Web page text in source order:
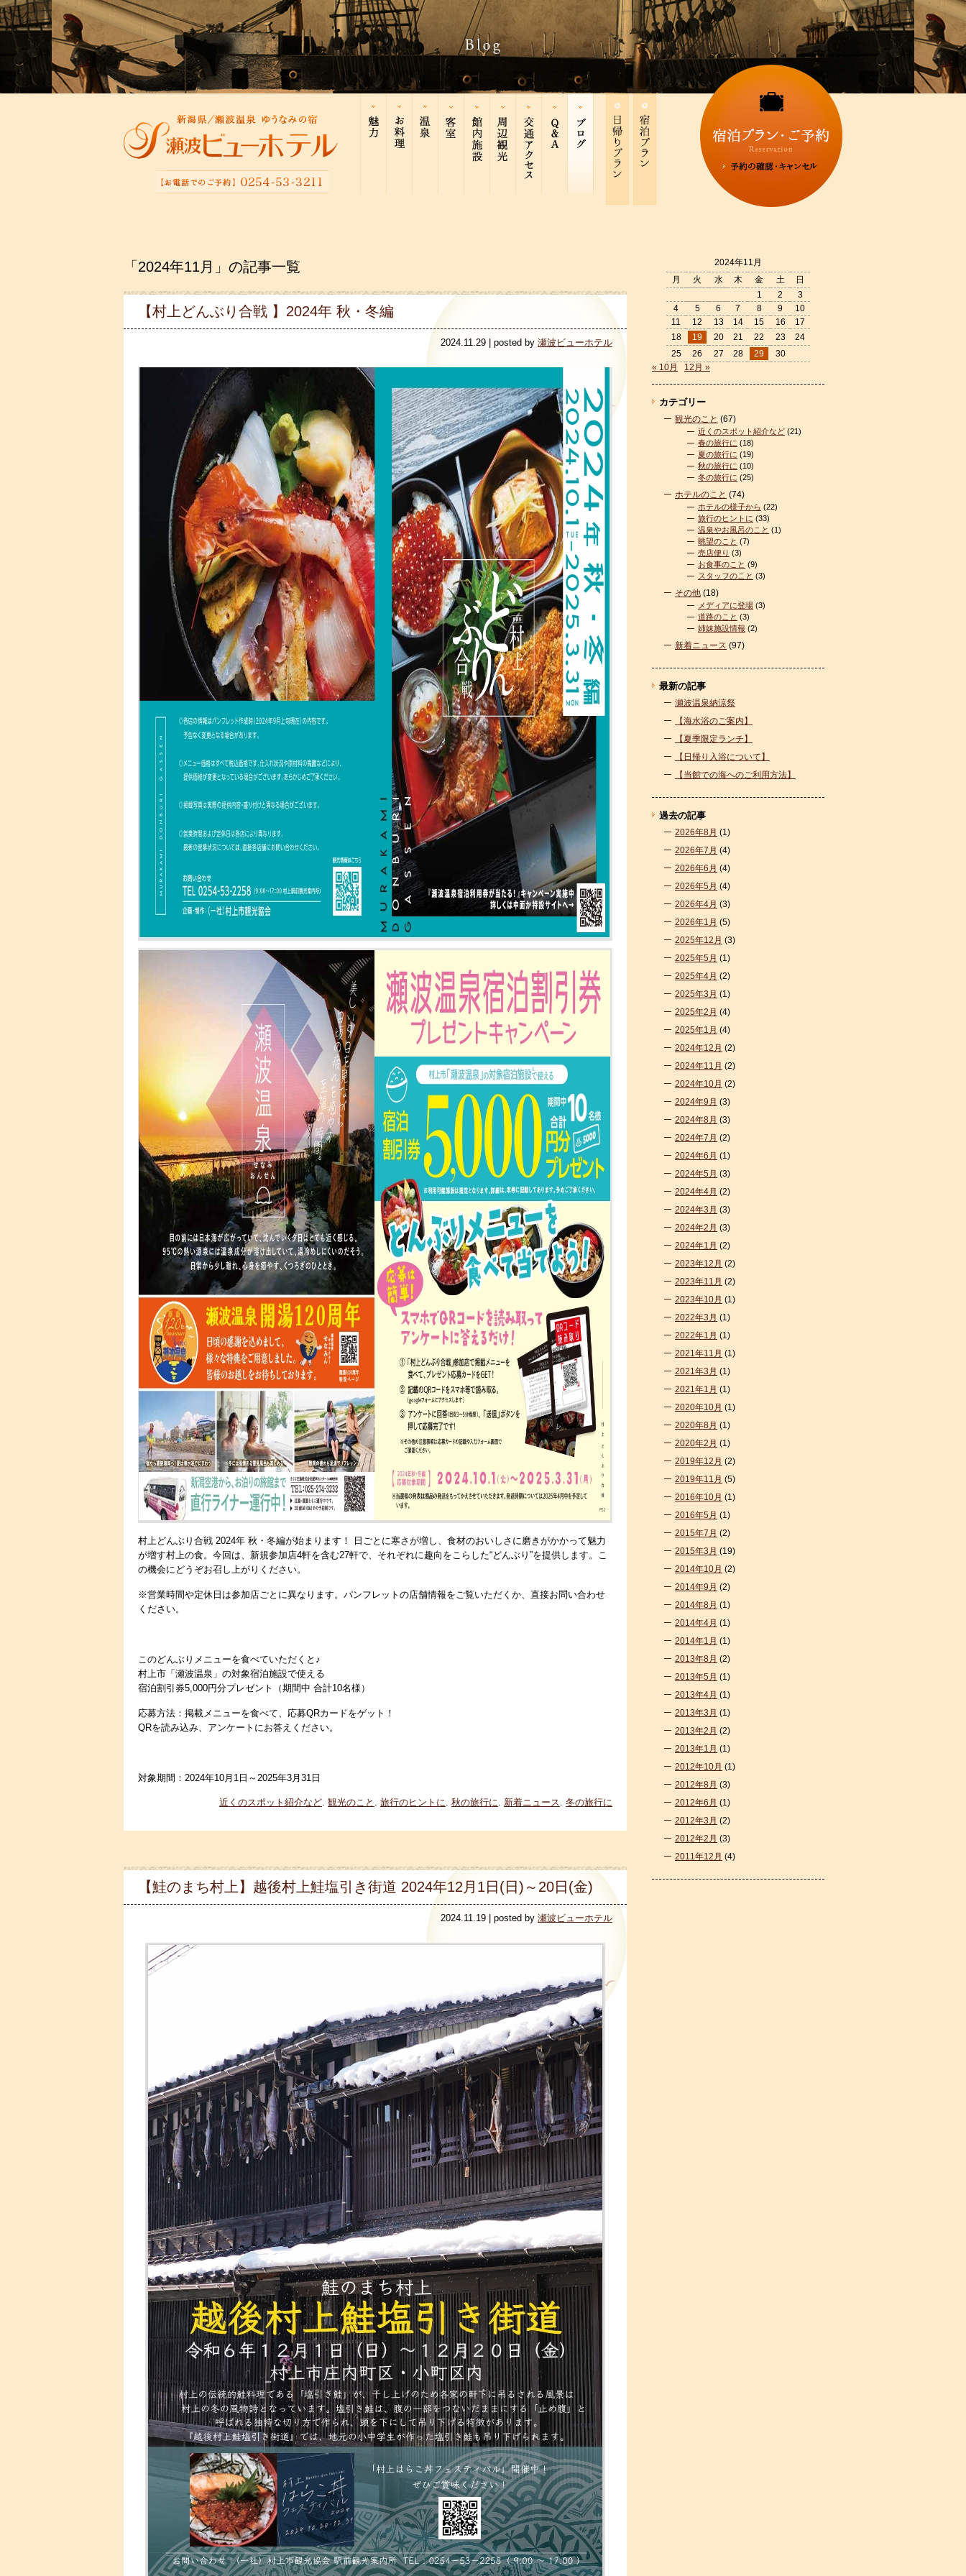
「2024年11月」の記事一覧
【村上どんぶり合戦 】2024年 秋・冬編
2024.11.29 | posted by 瀬波ビューホテル
村上どんぶり合戦 2024年 秋・冬編が始まります！ 日ごとに寒さが増し、食材のおいしさに磨きがかかって魅力
が増す村上の食。今回は、新規参加店4軒を含む27軒で、それぞれに趣向をこらした“どんぶり”を提供します。こ
の機会にどうぞお召し上がりください。
※営業時間や定休日は参加店ごとに異なります。パンフレットの店舗情報をご覧いただくか、直接お問い合わせ
ください。
このどんぶりメニューを食べていただくと♪
村上市「瀬波温泉」の対象宿泊施設で使える
宿泊割引券5,000円分プレゼント（期間中 合計10名様）
応募方法：掲載メニューを食べて、応募QRカードをゲット！
QRを読み込み、アンケートにお答えください。
対象期間：2024年10月1日～2025年3月31日
近くのスポット紹介など. 観光のこと . 旅行のヒントに. 秋の旅行に. 新着ニュース. 冬の旅行に
【鮭のまち村上】越後村上鮭塩引き街道 2024年12月1日(日)～20日(金)
2024.11.19 | posted by 瀬波ビューホテル
2024年11月
月 火 水 木 金 土
日
1
2
3
4
5 6 7 8 9
10
11
12 13 14 15 16
17
18
19 20 21 22 23
24
25
26 27 28 29 30
« 10月 12月 »
カテゴリー
観光のこと (67)
近くのスポット紹介など (21)
春の旅行に (18)
夏の旅行に (19)
秋の旅行に (10)
冬の旅行に (25)
ホテルのこと (74)
ホテルの様子から (22)
旅行のヒントに (33)
温泉やお風呂のこと (1)
眺望のこと (7)
売店便り (3)
お食事のこと (9)
スタッフのこと (3)
その他 (18)
メディアに登場 (3)
道路のこと (3)
姉妹施設情報 (2)
新着ニュース (97)
最新の記事
瀬波温泉納涼祭
【海水浴のご案内】
【夏季限定ランチ】
【日帰り入浴について】
【当館での海へのご利用方法】
過去の記事
2026年8月 (1)
2026年7月 (4)
2026年6月 (4)
2026年5月 (4)
2026年4月 (3)
2026年1月 (5)
2025年12月 (3)
2025年5月 (1)
2025年4月 (2)
2025年3月 (1)
2025年2月 (4)
2025年1月 (4)
2024年12月 (2)
2024年11月 (2)
2024年10月 (2)
2024年9月 (3)
2024年8月 (3)
2024年7月 (2)
2024年6月 (1)
2024年5月 (3)
2024年4月 (2)
2024年3月 (3)
2024年2月 (3)
2024年1月 (2)
2023年12月 (2)
2023年11月 (2)
2023年10月 (1)
2022年3月 (1)
2022年1月 (1)
2021年11月 (1)
2021年3月 (1)
2021年1月 (1)
2020年10月 (1)
2020年8月 (1)
2020年2月 (1)
2019年12月 (2)
2019年11月 (5)
2016年10月 (1)
2016年5月 (1)
2015年7月 (2)
2015年3月 (19)
2014年10月 (2)
2014年9月 (2)
2014年8月 (1)
2014年4月 (1)
2014年1月 (1)
2013年8月 (2)
2013年5月 (1)
2013年4月 (1)
2013年3月 (1)
2013年2月 (2)
2013年1月 (1)
2012年10月 (1)
2012年8月 (3)
2012年6月 (1)
2012年3月 (2)
2012年2月 (3)
2011年12月 (4)